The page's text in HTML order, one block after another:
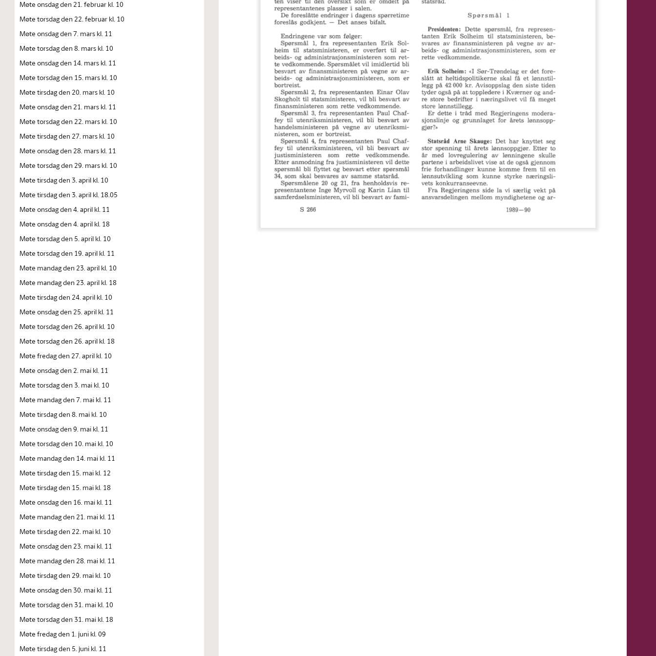
Møte onsdag den 21. februar kl. 10
Møte torsdag den 22. februar kl. 10
Møte onsdag den 7. mars kl. 11
Møte torsdag den 8. mars kl. 10
Møte onsdag den 14. mars kl. 11
Møte torsdag den 15. mars kl. 10
Møte tirsdag den 20. mars kl. 10
Møte onsdag den 21. mars kl. 11
Møte torsdag den 22. mars kl. 10
Møte tirsdag den 27. mars kl. 10
Møte onsdag den 28. mars kl. 11
Møte torsdag den 29. mars kl. 10
Møte tirsdag den 3. april kl. 10
Møte tirsdag den 3. april kl. 18.05
Møte onsdag den 4. april kl. 11
Møte onsdag den 4. april kl. 18
Møte torsdag den 5. april kl. 10
Møte torsdag den 19. april kl. 11
Møte mandag den 23. april kl. 10
Møte mandag den 23. april kl. 18
Møte tirsdag den 24. april kl. 10
Møte onsdag den 25. april kl. 11
Møte torsdag den 26. april kl. 10
Møte torsdag den 26. april kl. 18
Møte fredag den 27. april kl. 10
Møte onsdag den 2. mai kl. 11
Møte torsdag den 3. mai kl. 10
Møte mandag den 7. mai kl. 11
Møte tirsdag den 8. mai kl. 10
Møte onsdag den 9. mai kl. 11
Møte torsdag den 10. mai kl. 10
Møte mandag den 14. mai kl. 11
Møte tirsdag den 15. mai kl. 12
Møte tirsdag den 15. mai kl. 18
Møte onsdag den 16. mai kl. 11
Møte mandag den 21. mai kl. 11
Møte tirsdag den 22. mai kl. 10
Møte onsdag den 23. mai kl. 11
Møte mandag den 28. mai kl. 11
Møte tirsdag den 29. mai kl. 10
Møte onsdag den 30. mai kl. 11
Møte torsdag den 31. mai kl. 10
Møte torsdag den 31. mai kl. 18
Møte fredag den 1. juni kl. 09
Møte tirsdag den 5. juni kl. 11